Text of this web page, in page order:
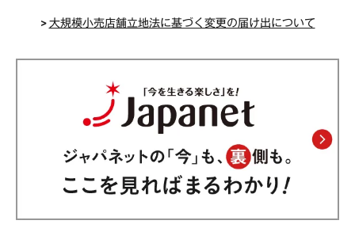
>大規模小売店舗立地法に基づく変更の届け出について